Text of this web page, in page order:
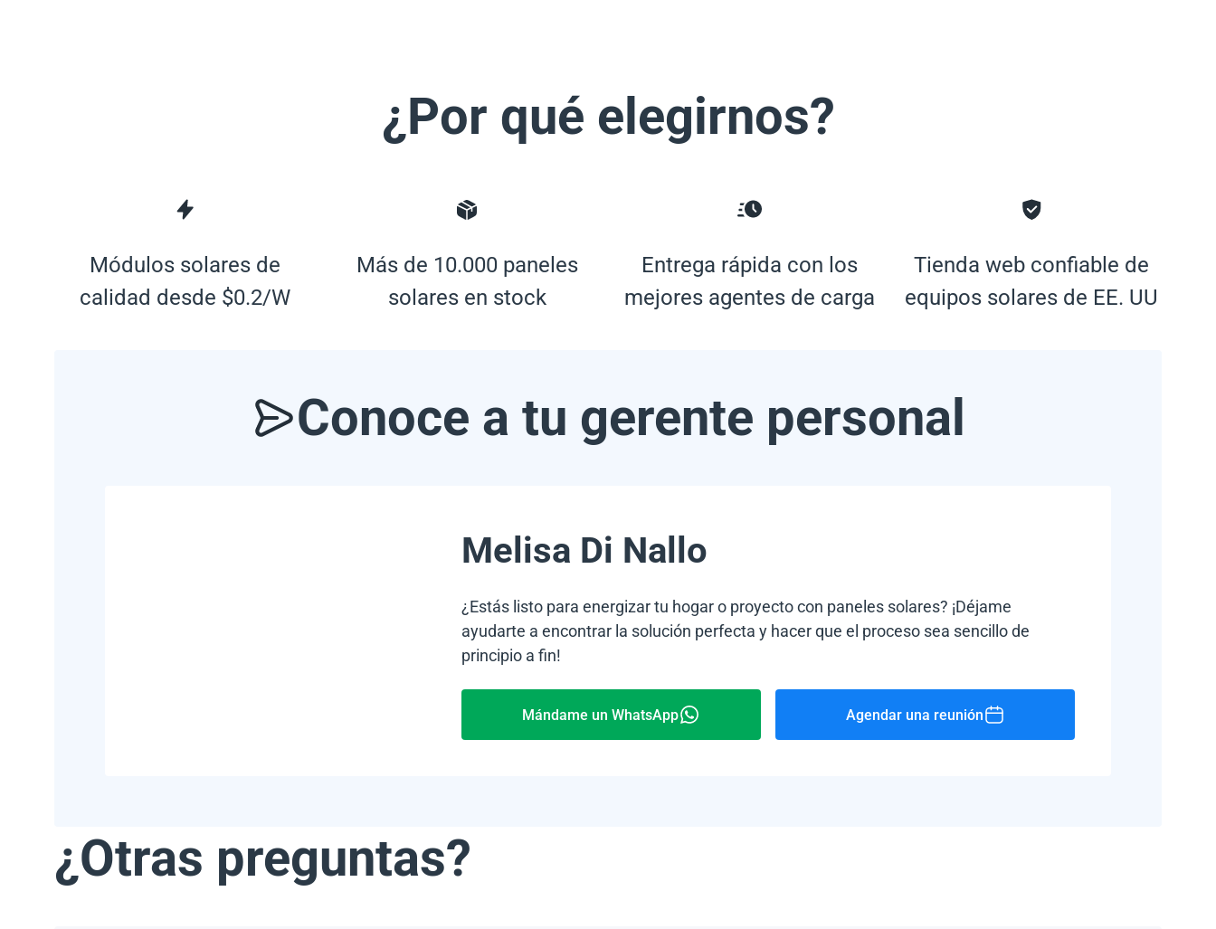
¿Por qué elegirnos?
Módulos solares de
calidad desde $0.2/W
Más de 10.000 paneles
solares en stock
Entrega rápida con los
mejores agentes de carga
Tienda web confiable de
equipos solares de EE. UU
Conoce a tu gerente personal
Melisa Di Nallo
¿Estás listo para energizar tu hogar o proyecto con paneles solares? ¡Déjame
ayudarte a encontrar la solución perfecta y hacer que el proceso sea sencillo de
principio a fin!
Mándame un WhatsApp Agendar una reunión
¿Otras preguntas?